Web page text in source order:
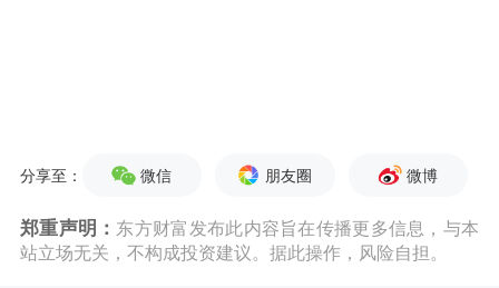
分享至： 微信 朋友圈 微博
郑重声明： 东方财富发布此内容旨在传播更多信息，与本
站立场无关，不构成投资建议。据此操作，风险自担。